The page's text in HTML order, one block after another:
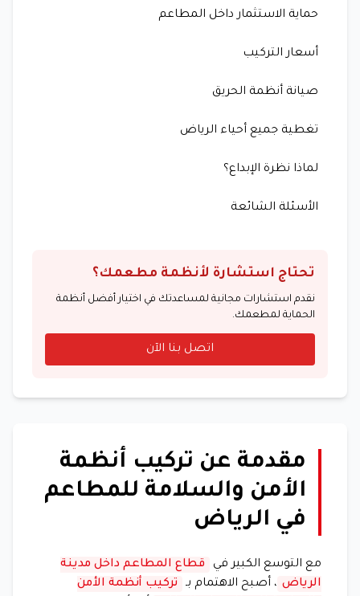
حماية الاستثمار داخل المطاعم
أسعار التركيب
صيانة أنظمة الحريق
تغطية جميع أحياء الرياض
لماذا نظرة الإبداع؟
الأسئلة الشائعة
تحتاج استشارة لأنظمة مطعمك؟
نقدم استشارات مجانية لمساعدتك في اختيار أفضل أنظمة
الحماية لمطعمك.
اتصل بنا الآن
مقدمة عن تركيب أنظمة
الأمن والسلامة للمطاعم
في الرياض
مع التوسع الكبير في
قطاع المطاعم داخل مدينة
الرياض ، أصبح الاهتمام بـ
تركيب أنظمة الأمن